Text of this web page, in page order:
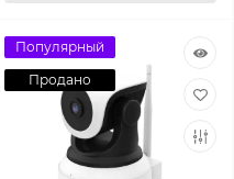
Популярный
Продано